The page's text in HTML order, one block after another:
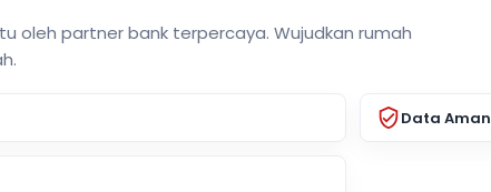
oleh partner bank terpercaya. Wujudkan rumah
Data Aman